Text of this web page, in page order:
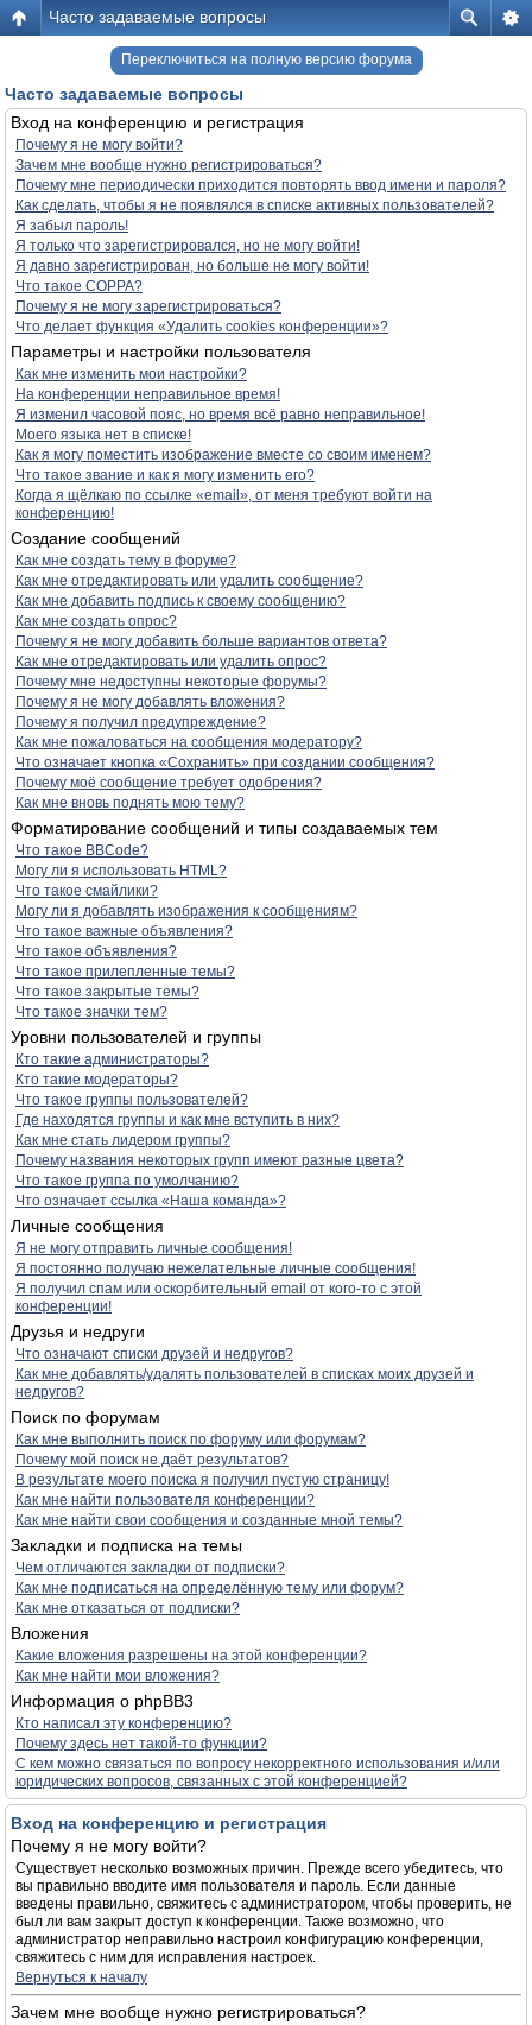
Часто задаваемые вопросы
Переключиться на полную версию форума
Часто задаваемые вопросы
Вход на конференцию и регистрация
Почему я не могу войти?
Зачем мне вообще нужно регистрироваться?
Почему мне периодически приходится повторять ввод имени и пароля?
Как сделать, чтобы я не появлялся в списке активных пользователей?
Я забыл пароль!
Я только что зарегистрировался, но не могу войти!
Я давно зарегистрирован, но больше не могу войти!
Что такое COPPA?
Почему я не могу зарегистрироваться?
Что делает функция «Удалить cookies конференции»?
Параметры и настройки пользователя
Как мне изменить мои настройки?
На конференции неправильное время!
Я изменил часовой пояс, но время всё равно неправильное!
Моего языка нет в списке!
Как я могу поместить изображение вместе со своим именем?
Что такое звание и как я могу изменить его?
Когда я щёлкаю по ссылке «email», от меня требуют войти на
конференцию!
Создание сообщений
Как мне создать тему в форуме?
Как мне отредактировать или удалить сообщение?
Как мне добавить подпись к своему сообщению?
Как мне создать опрос?
Почему я не могу добавить больше вариантов ответа?
Как мне отредактировать или удалить опрос?
Почему мне недоступны некоторые форумы?
Почему я не могу добавлять вложения?
Почему я получил предупреждение?
Как мне пожаловаться на сообщения модератору?
Что означает кнопка «Сохранить» при создании сообщения?
Почему моё сообщение требует одобрения?
Как мне вновь поднять мою тему?
Форматирование сообщений и типы создаваемых тем
Что такое BBCode?
Могу ли я использовать HTML?
Что такое смайлики?
Могу ли я добавлять изображения к сообщениям?
Что такое важные объявления?
Что такое объявления?
Что такое прилепленные темы?
Что такое закрытые темы?
Что такое значки тем?
Уровни пользователей и группы
Кто такие администраторы?
Кто такие модераторы?
Что такое группы пользователей?
Где находятся группы и как мне вступить в них?
Как мне стать лидером группы?
Почему названия некоторых групп имеют разные цвета?
Что такое группа по умолчанию?
Что означает ссылка «Наша команда»?
Личные сообщения
Я не могу отправить личные сообщения!
Я постоянно получаю нежелательные личные сообщения!
Я получил спам или оскорбительный email от кого-то с этой
конференции!
Друзья и недруги
Что означают списки друзей и недругов?
Как мне добавлять/удалять пользователей в списках моих друзей и
недругов?
Поиск по форумам
Как мне выполнить поиск по форуму или форумам?
Почему мой поиск не даёт результатов?
В результате моего поиска я получил пустую страницу!
Как мне найти пользователя конференции?
Как мне найти свои сообщения и созданные мной темы?
Закладки и подписка на темы
Чем отличаются закладки от подписки?
Как мне подписаться на определённую тему или форум?
Как мне отказаться от подписки?
Вложения
Какие вложения разрешены на этой конференции?
Как мне найти мои вложения?
Информация о phpBB3
Кто написал эту конференцию?
Почему здесь нет такой-то функции?
С кем можно связаться по вопросу некорректного использования и/или
юридических вопросов, связанных с этой конференцией?
Вход на конференцию и регистрация
Почему я не могу войти?
Существует несколько возможных причин. Прежде всего убедитесь, что
вы правильно вводите имя пользователя и пароль. Если данные
введены правильно, свяжитесь с администратором, чтобы проверить, не
был ли вам закрыт доступ к конференции. Также возможно, что
администратор неправильно настроил конфигурацию конференции,
свяжитесь с ним для исправления настроек.
Вернуться к началу
Зачем мне вообще нужно регистрироваться?